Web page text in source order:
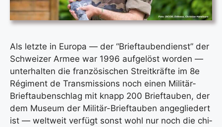
Als letz­te in Euro­pa — der “Brief­tau­ben­dienst” der
Schwei­zer Armee war 1996 auf­ge­löst wor­den —
unter­hal­ten die fran­zö­si­schen Streit­kräf­te im 8e
Régiment de Trans­mis­si­ons noch einen Mili­tär-
Brief­tau­ben­schlag mit knapp 200 Brief­tau­ben, der
dem Muse­um der Mili­tär-Brief­tau­ben ange­glie­dert
ist — welt­weit ver­fügt sonst wohl nur noch die chi­